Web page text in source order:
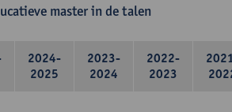
master in de talen
2024-
2025
2023-
2024
2022-
2023